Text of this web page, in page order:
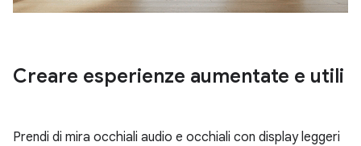
Creare esperienze aumentate e utili
Prendi di mira occhiali audio e occhiali con display leggeri